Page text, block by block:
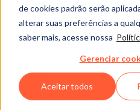
de cookies padrão serão
alterar suas preferências a
saber mais, acesse nossa
Gerenciar
Aceitar todos
Isenção de
esse conteúdo foi
conveniência com o
não ter sido revisado
texto oficial é a versão
será o texto mais